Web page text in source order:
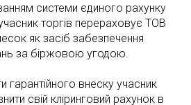
системи єдиного рахунку
торгів перераховує ТОВ
як засіб забезпечення
за біржовою угодою.
гарантійного внеску учасник
свій кліринговий рахунок в